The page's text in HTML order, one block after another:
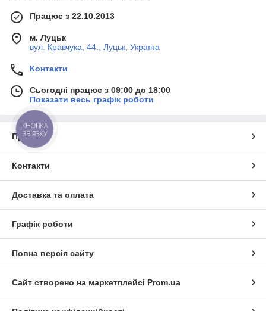
Працює з 22.10.2013
м. Луцьк
вул. Кравчука, 44., Луцьк, Україна
Контакти
Сьогодні працює з 09:00 до 18:00
Показати весь графік роботи
Про нас
Контакти
Доставка та оплата
Графік роботи
Повна версія сайту
Сайт створено на маркетплейсі Prom.ua
КНОПКА
ЗВ'ЯЗКУ